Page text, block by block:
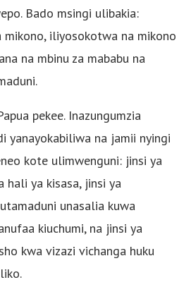
Bado msingi ulibakia:
iliyosokotwa na mikono
na mbinu za mababu na
pekee. Inazungumzia
yanayokabiliwa na jamii nyingi
kote ulimwenguni: jinsi ya
hali ya kisasa, jinsi ya
unasalia kuwa
kiuchumi, na jinsi ya
kwa vizazi vichanga huku